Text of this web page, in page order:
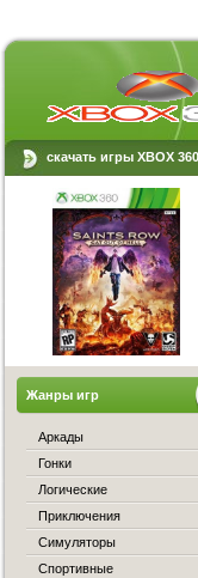
скачать игры XBOX
Жанры игр
Аркады
Гонки
Логические
Приключения
Симуляторы
Спортивные